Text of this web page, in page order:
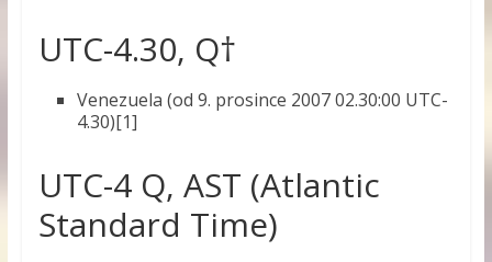
UTC-4.30, Q†
Venezuela (od 9. prosince 2007 02.30:00 UTC-
4.30)[1]
UTC-4 Q, AST (Atlantic
Standard Time)